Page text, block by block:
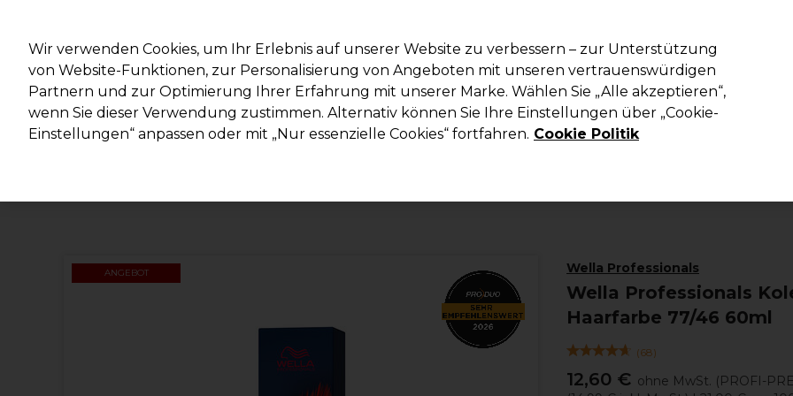
Suchen
Marken Deals Haare Elektrogeräte Saloneinrichtung Kosmetik Herrenfriseur Inspiration Die Professional
Lieferung und Lieferzeiten
Wella Professionals
Wella Professionals
Haarfarbe 77/46 60ml
(68)
12,60 € ohne MwSt. (PROFI-
ANGEBOT
Wir verwenden Cookies, um Ihr Erlebnis auf unserer Website zu verbessern – zur Unterstützung
von Website-Funktionen, zur Personalisierung von Angeboten mit unseren vertrauenswürdigen
Partnern und zur Optimierung Ihrer Erfahrung mit unserer Marke. Wählen Sie „Alle akzeptieren“,
wenn Sie dieser Verwendung zustimmen. Alternativ können Sie Ihre Einstellungen über „Cookie-
Einstellungen“ anpassen oder mit „Nur essenzielle Cookies“ fortfahren. Cookie Politik